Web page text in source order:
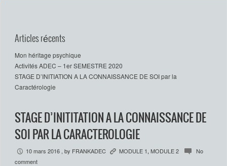
Articles récents
Mon héritage psychique
Activités ADEC – 1er SEMESTRE 2020
STAGE D’INITIATION A LA CONNAISSANCE DE SOI par la
Caractérologie
STAGE D’INITITATION A LA CONNAISSANCE DE
SOI PAR LA CARACTEROLOGIE
P 10 mars 2016 , by FRANKADEC K MODULE 1, MODULE 2 c No
comment